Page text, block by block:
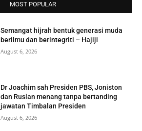
MOST POPULAR
Semangat hijrah bentuk generasi muda
berilmu dan berintegriti – Hajiji
August 6, 2026
Dr Joachim sah Presiden PBS, Joniston
dan Ruslan menang tanpa bertanding
jawatan Timbalan Presiden
August 6, 2026